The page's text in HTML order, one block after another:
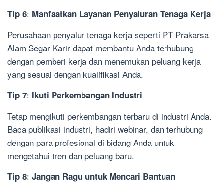
Tip 6: Manfaatkan Layanan Penyaluran Tenaga Kerja
Perusahaan penyalur tenaga kerja seperti PT Prakarsa
Alam Segar Karir dapat membantu Anda terhubung
dengan pemberi kerja dan menemukan peluang kerja
yang sesuai dengan kualifikasi Anda.
Tip 7: Ikuti Perkembangan Industri
Tetap mengikuti perkembangan terbaru di industri Anda.
Baca publikasi industri, hadiri webinar, dan terhubung
dengan para profesional di bidang Anda untuk
mengetahui tren dan peluang baru.
Tip 8: Jangan Ragu untuk Mencari Bantuan